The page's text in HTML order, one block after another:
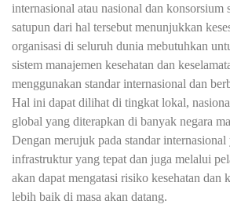
internasional atau nasional dan konsorsium
satupun dari hal tersebut menunjukkan
organisasi di seluruh dunia mebutuhkan
sistem manajemen kesehatan dan
menggunakan standar internasional dan
Hal ini dapat dilihat di tingkat lokal,
global yang diterapkan di banyak negara
Dengan merujuk pada standar
infrastruktur yang tepat dan juga melalui
akan dapat mengatasi risiko kesehatan dan
lebih baik di masa akan datang.